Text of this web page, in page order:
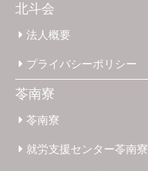
北斗会
法人概要
プライバシーポリシー
苓南寮
苓南寮
就労支援センター苓南寮